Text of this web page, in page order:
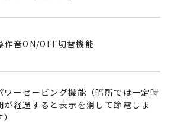
作音ON/OFF切替機能
ワーセービング機能（暗所では一定時
が経過すると表示を消して節電しま